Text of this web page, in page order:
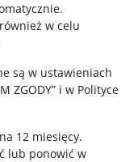
.
w celu
są w ustawieniach
ZGODY” i w Polityce
12 miesięcy.
lub ponowić w